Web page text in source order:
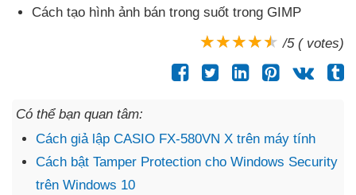
Cách tạo hình ảnh bán trong suốt trong GIMP
/5 ( votes)
Có thể bạn quan tâm:
Cách giả lập CASIO FX-580VN X trên máy tính
Cách bật Tamper Protection cho Windows Security
trên Windows 10